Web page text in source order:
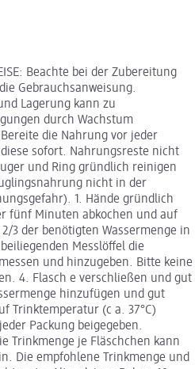
Beachte bei der Zubereitung
Gebrauchsanweisung.
Lagerung kann zu
durch Wachstum
die Nahrung vor jeder
sofort. Nahrungsreste nicht
und Ring gründlich reinigen
nicht in der
1. Hände gründlich
fünf Minuten abkochen und auf
3 der benötigten Wassermenge in
Messlöffel die
und hinzugeben. Bitte keine
4. Flasch e verschließen und gut
hinzufügen und gut
Trinktemperatur (c a. 37°C)
Packung beigegeben.
Trinkmenge je Fläschchen kann
Die empfohlene Trinkmenge und